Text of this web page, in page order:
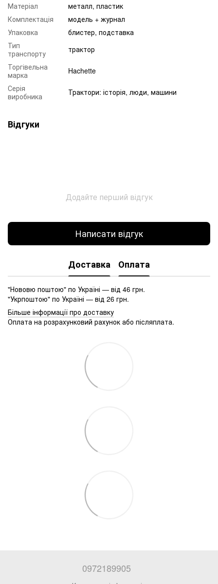
Матеріал
металл, пластик
Комплектація
модель + журнал
Упаковка
блистер, подставка
Тип
транспорту
трактор
Торгівельна
марка
Hachette
Серія
виробника
Трактори: історія, люди, машини
Відгуки
Додайте перший відгук
Написати відгук
Доставка Оплата
"Нововю поштою" по Україні — від 46 грн.
"Укрпоштою" по Україні — від 26 грн.
Більше інформації про доставку
Оплата на розрахунковий рахунок або післяплата.
0972189905